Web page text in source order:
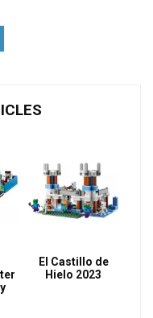
El Castillo de
Hielo 2023